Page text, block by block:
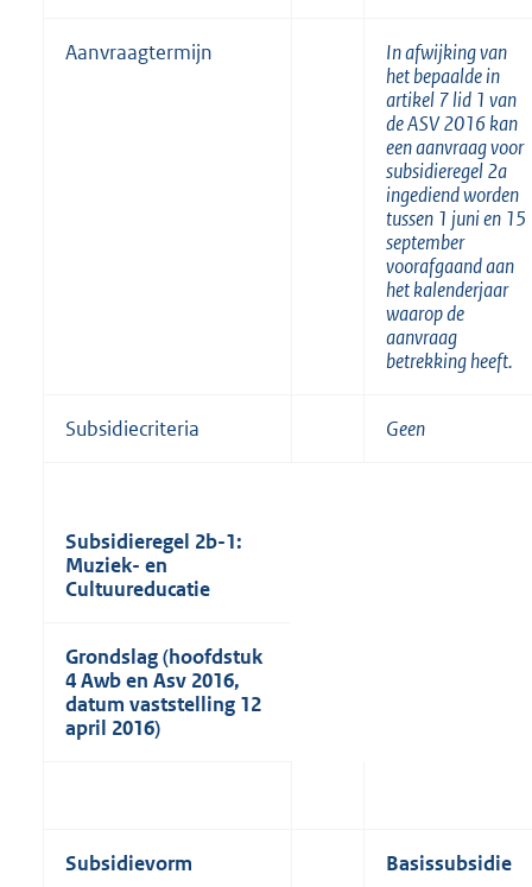
Aanvraagtermijn
In afwijking van
het bepaalde in
artikel 7 lid 1 van
de ASV 2016 kan
een aanvraag voor
subsidieregel 2a
ingediend worden
tussen 1 juni en 15
september
voorafgaand aan
het kalenderjaar
waarop de
aanvraag
betrekking heeft.
Subsidiecriteria Geen
Subsidieregel 2b-1:
Muziek- en
Cultuureducatie
Grondslag (hoofdstuk
4 Awb en Asv 2016,
datum vaststelling 12
april 2016)
Subsidievorm Basissubsidie